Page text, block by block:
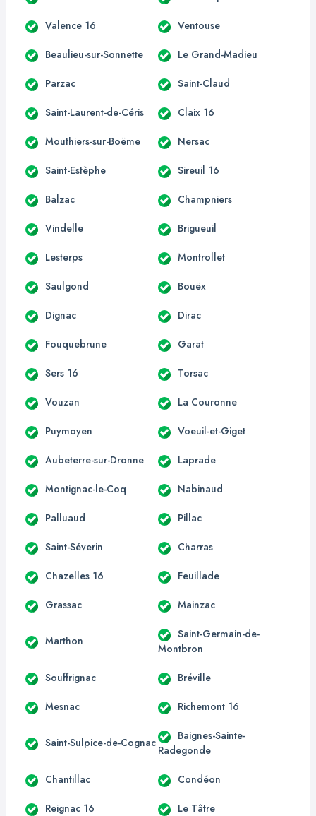
Valence 16 Ventouse
Beaulieu-sur-Sonnette Le Grand-Madieu
Parzac Saint-Claud
Saint-Laurent-de-Céris Claix 16
Mouthiers-sur-Boëme Nersac
Saint-Estèphe Sireuil 16
Balzac Champniers
Vindelle Brigueuil
Lesterps Montrollet
Saulgond Bouëx
Dignac Dirac
Fouquebrune Garat
Sers 16 Torsac
Vouzan La Couronne
Puymoyen Voeuil-et-Giget
Aubeterre-sur-Dronne Laprade
Montignac-le-Coq Nabinaud
Palluaud Pillac
Saint-Séverin Charras
Chazelles 16 Feuillade
Grassac Mainzac
Marthon
Saint-Germain-de-
Montbron
Souffrignac Bréville
Mesnac Richemont 16
Saint-Sulpice-de-Cognac
Baignes-Sainte-
Radegonde
Chantillac Condéon
Reignac 16 Le Tâtre